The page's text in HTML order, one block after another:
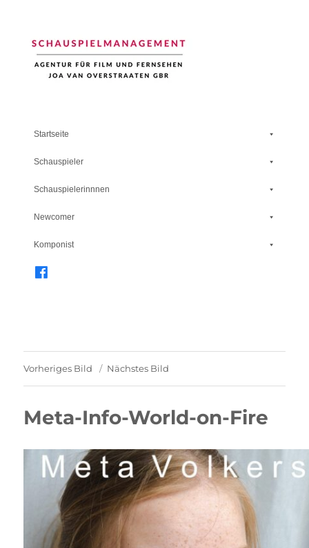
Startseite
Schauspieler
Schauspielerinnnen
Newcomer
Komponist
Vorheriges Bild Nächstes Bild
Meta-Info-World-on-Fire